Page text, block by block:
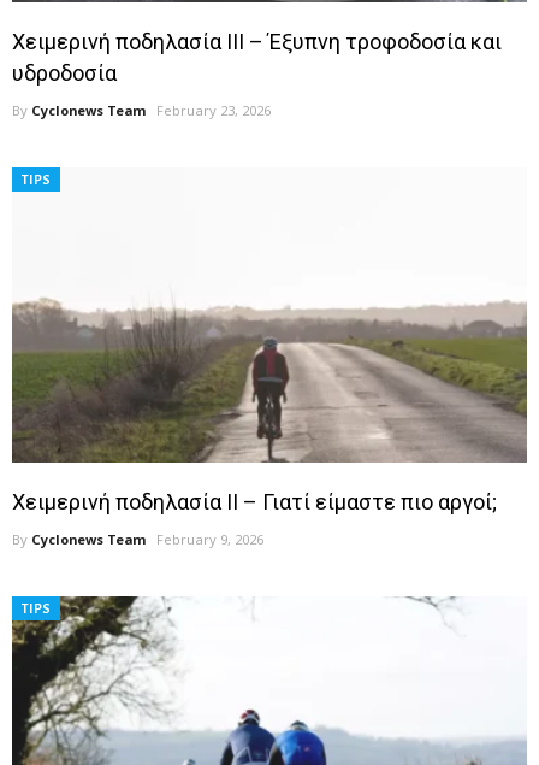
Χειμερινή ποδηλασία ΙΙΙ – Έξυπνη τροφοδοσία και
υδροδοσία
By Cyclonews Team February 23, 2026
TIPS
Χειμερινή ποδηλασία ΙΙ – Γιατί είμαστε πιο αργοί;
By Cyclonews Team February 9, 2026
TIPS